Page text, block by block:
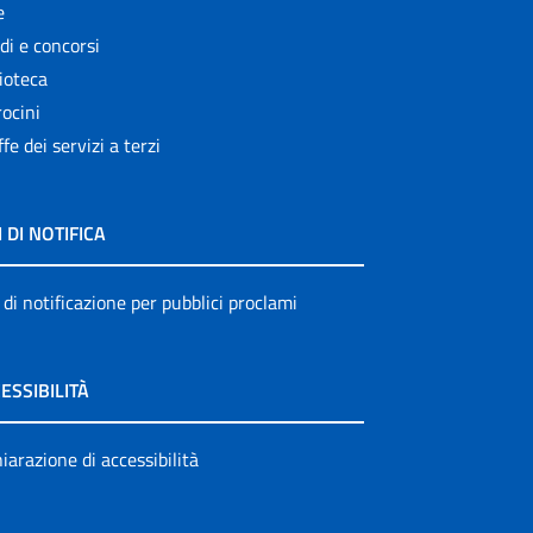
e concorsi
dei servizi a terzi
DI NOTIFICA
notificazione per pubblici proclami
di accessibilità